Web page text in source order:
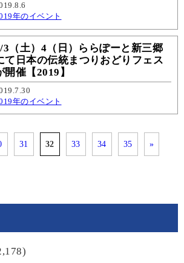
年のイベント
3（土）4（日）ららぽーと新三郷
て日本の伝統まつりおどりフェス
開催【2019】
年のイベント
31 32 33 34 35 »